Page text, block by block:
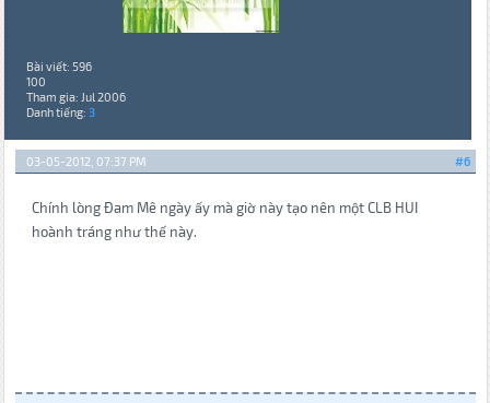
Bài viết: 596
100
Tham gia: Jul 2006
Danh tiếng: 3
#6
03-05-2012, 07:37 PM
Chính lòng Đam Mê ngày ấy mà giờ này tạo nên một CLB HUI
hoành tráng như thế này.